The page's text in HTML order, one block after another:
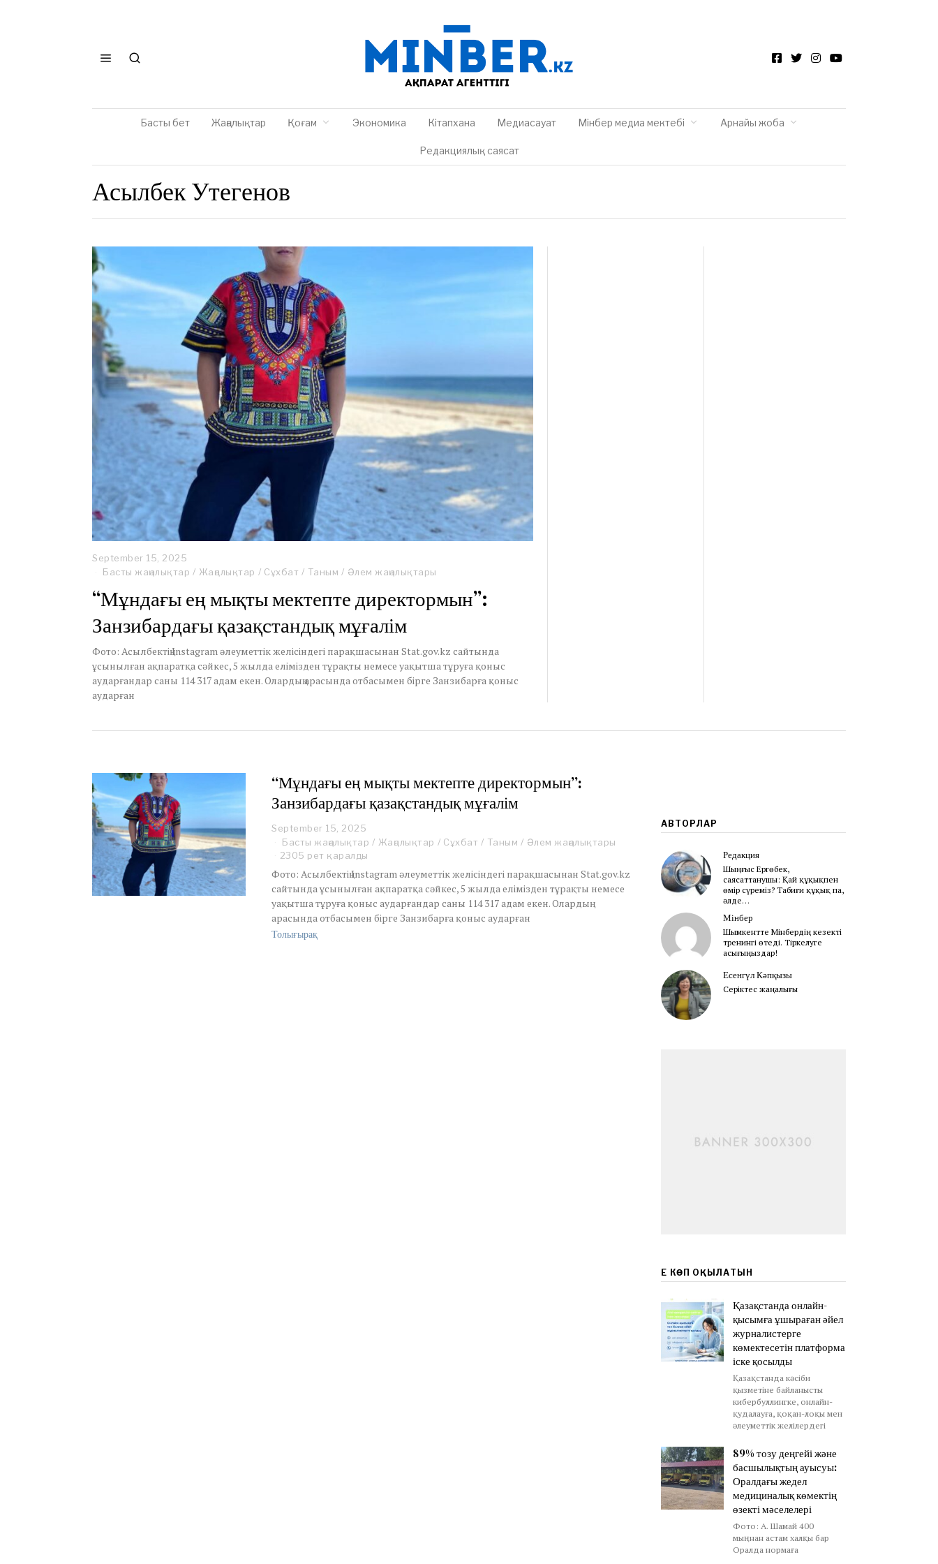
Басты бет Жаңалықтар Қоғам Экономика Кітапхана Медиасауат Мінбер медиа мектебі Арнайы жоба
Редакциялық саясат
Асылбек Утегенов
September 15, 2025
Басты жаңалықтар / Жаңалықтар / Сұхбат / Таным / Әлем жаңалықтары
“Мұндағы ең мықты мектепте директормын”:
Занзибардағы қазақстандық мұғалім
Фото: Асылбектің Instagram әлеуметтік желісіндегі парақшасынан Stat.gov.kz сайтында
ұсынылған ақпаратқа сәйкес, 5 жылда елімізден тұрақты немесе уақытша тұруға қоныс
аударғандар саны 114 317 адам екен. Олардың арасында отбасымен бірге Занзибарға қоныс
аударған
“Мұндағы ең мықты мектепте директормын”:
Занзибардағы қазақстандық мұғалім
September 15, 2025
Басты жаңалықтар / Жаңалықтар / Сұхбат / Таным / Әлем жаңалықтары
2305 рет қаралды
Фото: Асылбектің Instagram әлеуметтік желісіндегі парақшасынан Stat.gov.kz
сайтында ұсынылған ақпаратқа сәйкес, 5 жылда елімізден тұрақты немесе
уақытша тұруға қоныс аударғандар саны 114 317 адам екен. Олардың
арасында отбасымен бірге Занзибарға қоныс аударған
Толығырақ
АВТОРЛАР
Редакция
Шыңғыс Ергөбек,
cаясаттанушы: Қай құқықпен
өмір сүреміз? Табиғи құқық па,
әлде…
Мінбер
Шымкентте Мінбердің кезекті
тренингі өтеді. Тіркелуге
асығыңыздар!
Есенгүл Кәпқызы
Серіктес жаңалығы
ЕҢ КӨП ОҚЫЛАТЫН
Қазақстанда онлайн-
қысымға ұшыраған әйел
журналистерге
көмектесетін платформа
іске қосылды
Қазақстанда кәсіби
қызметіне байланысты
кибербуллингке, онлайн-
қудалауға, қоқан-лоқы мен
әлеуметтік желілердегі
89% тозу деңгейі және
басшылықтың ауысуы:
Оралдағы жедел
медициналық көмектің
өзекті мәселелері
Фото: А. Шамай 400
мыңнан астам халқы бар
Оралда нормаға